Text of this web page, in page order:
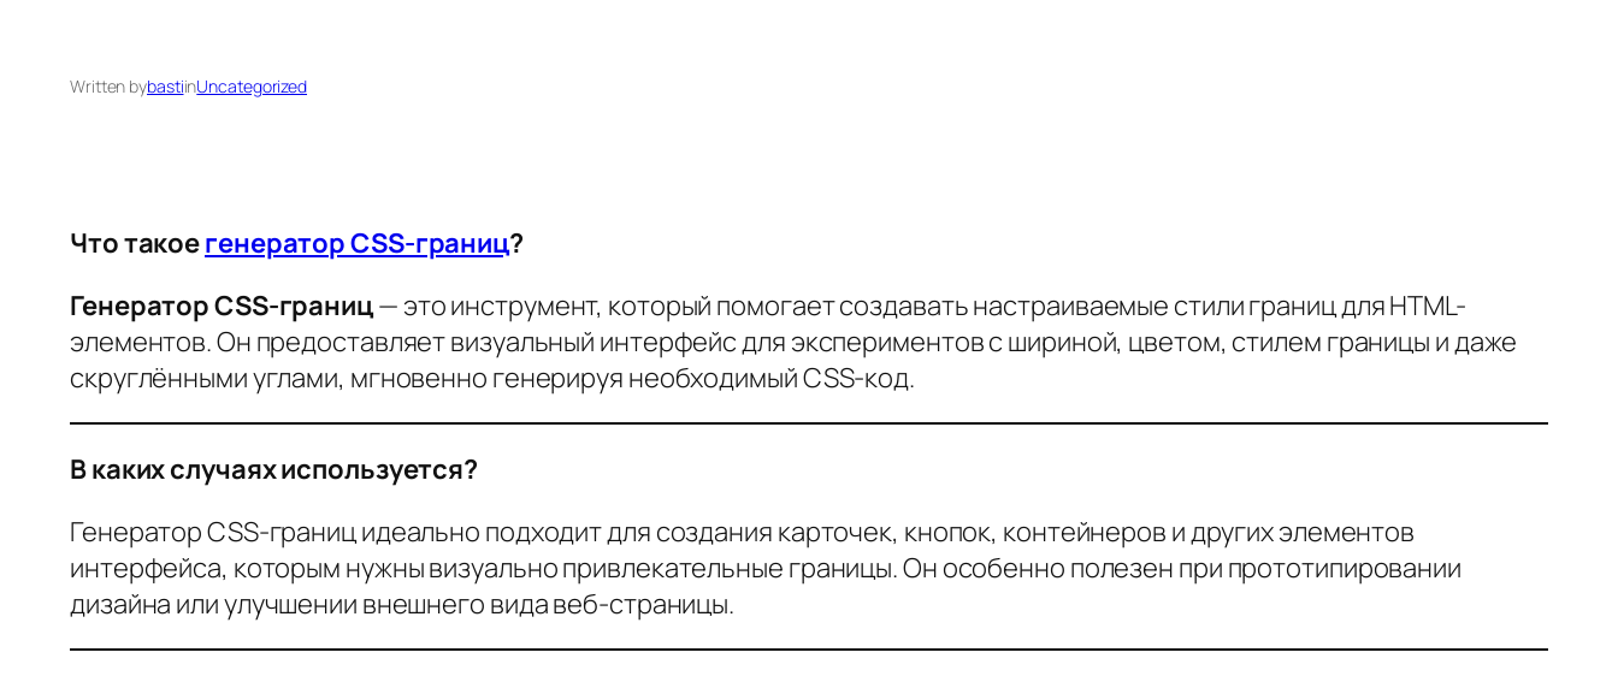
Written bybastiinUncategorized
Что такоегенератор CSS-границ?
Генератор CSS-границ— это инструмент, который помогает создавать настраиваемые стили границ для HTML-
элементов. Он предоставляет визуальный интерфейс для экспериментов с шириной, цветом, стилем границы и даже
скруглёнными углами, мгновенно генерируя необходимый CSS-код.
В каких случаях используется?
Генератор CSS-границ идеально подходит для создания карточек, кнопок, контейнеров и других элементов
интерфейса, которым нужны визуально привлекательные границы. Он особенно полезен при прототипировании
дизайна или улучшении внешнего вида веб-страницы.